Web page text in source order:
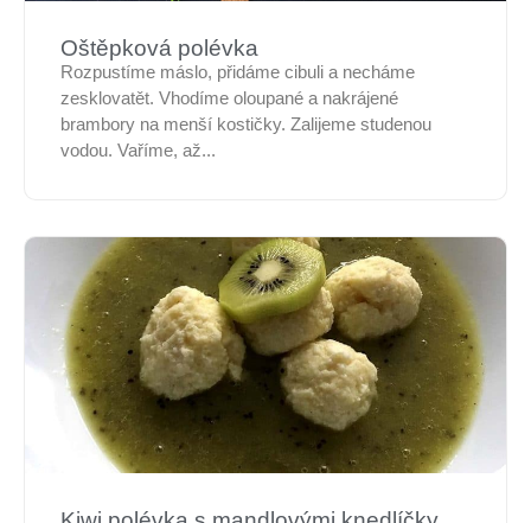
Oštěpková polévka
Rozpustíme máslo, přidáme cibuli a necháme
zesklovatět. Vhodíme oloupané a nakrájené
brambory na menší kostičky. Zalijeme studenou
vodou. Vaříme, až...